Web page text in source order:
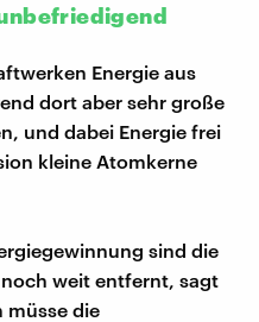
Energie aus
dort aber sehr große
und dabei Energie frei
kleine Atomkerne
sind die
weit entfernt, sagt
müsse die